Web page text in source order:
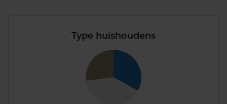
Type huishoudens